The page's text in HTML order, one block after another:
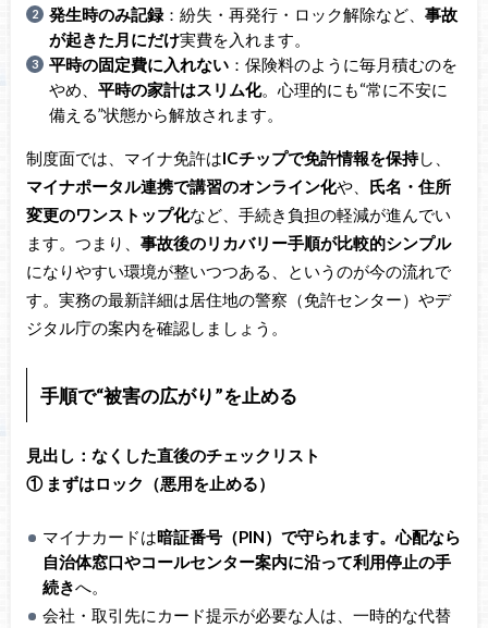
発生時のみ記録：紛失・再発行・ロック解除など、事故
が起きた月にだけ実費を入れます。
平時の固定費に入れない ：保険料のように毎月積むのを
やめ、平時の家計はスリム化。心理的にも“常に不安に
備える”状態から解放されます。
制度面では、マイナ免許はICチップで免許情報を保持し、
マイナポータル連携で講習のオンライン化や、 氏名・住所
変更のワンストップ化など、手続き負担の軽減が進んでい
ます。つまり、 事故後のリカバリー手順が比較的シンプル
になりやすい環境が整いつつある、というのが今の流れで
す。実務の最新詳細は居住地の警察（免許センター）やデ
ジタル庁の案内を確認しましょう。
手順で“被害の広がり”を止める
見出し：なくした直後のチェックリスト
① まずはロック（悪用を止める）
マイナカードは暗証番号（PIN）で守られます。心配なら
自治体窓口やコールセンター案内に沿って利用停止の手
続きへ。
会社・取引先にカード提示が必要な人は、一時的な代替